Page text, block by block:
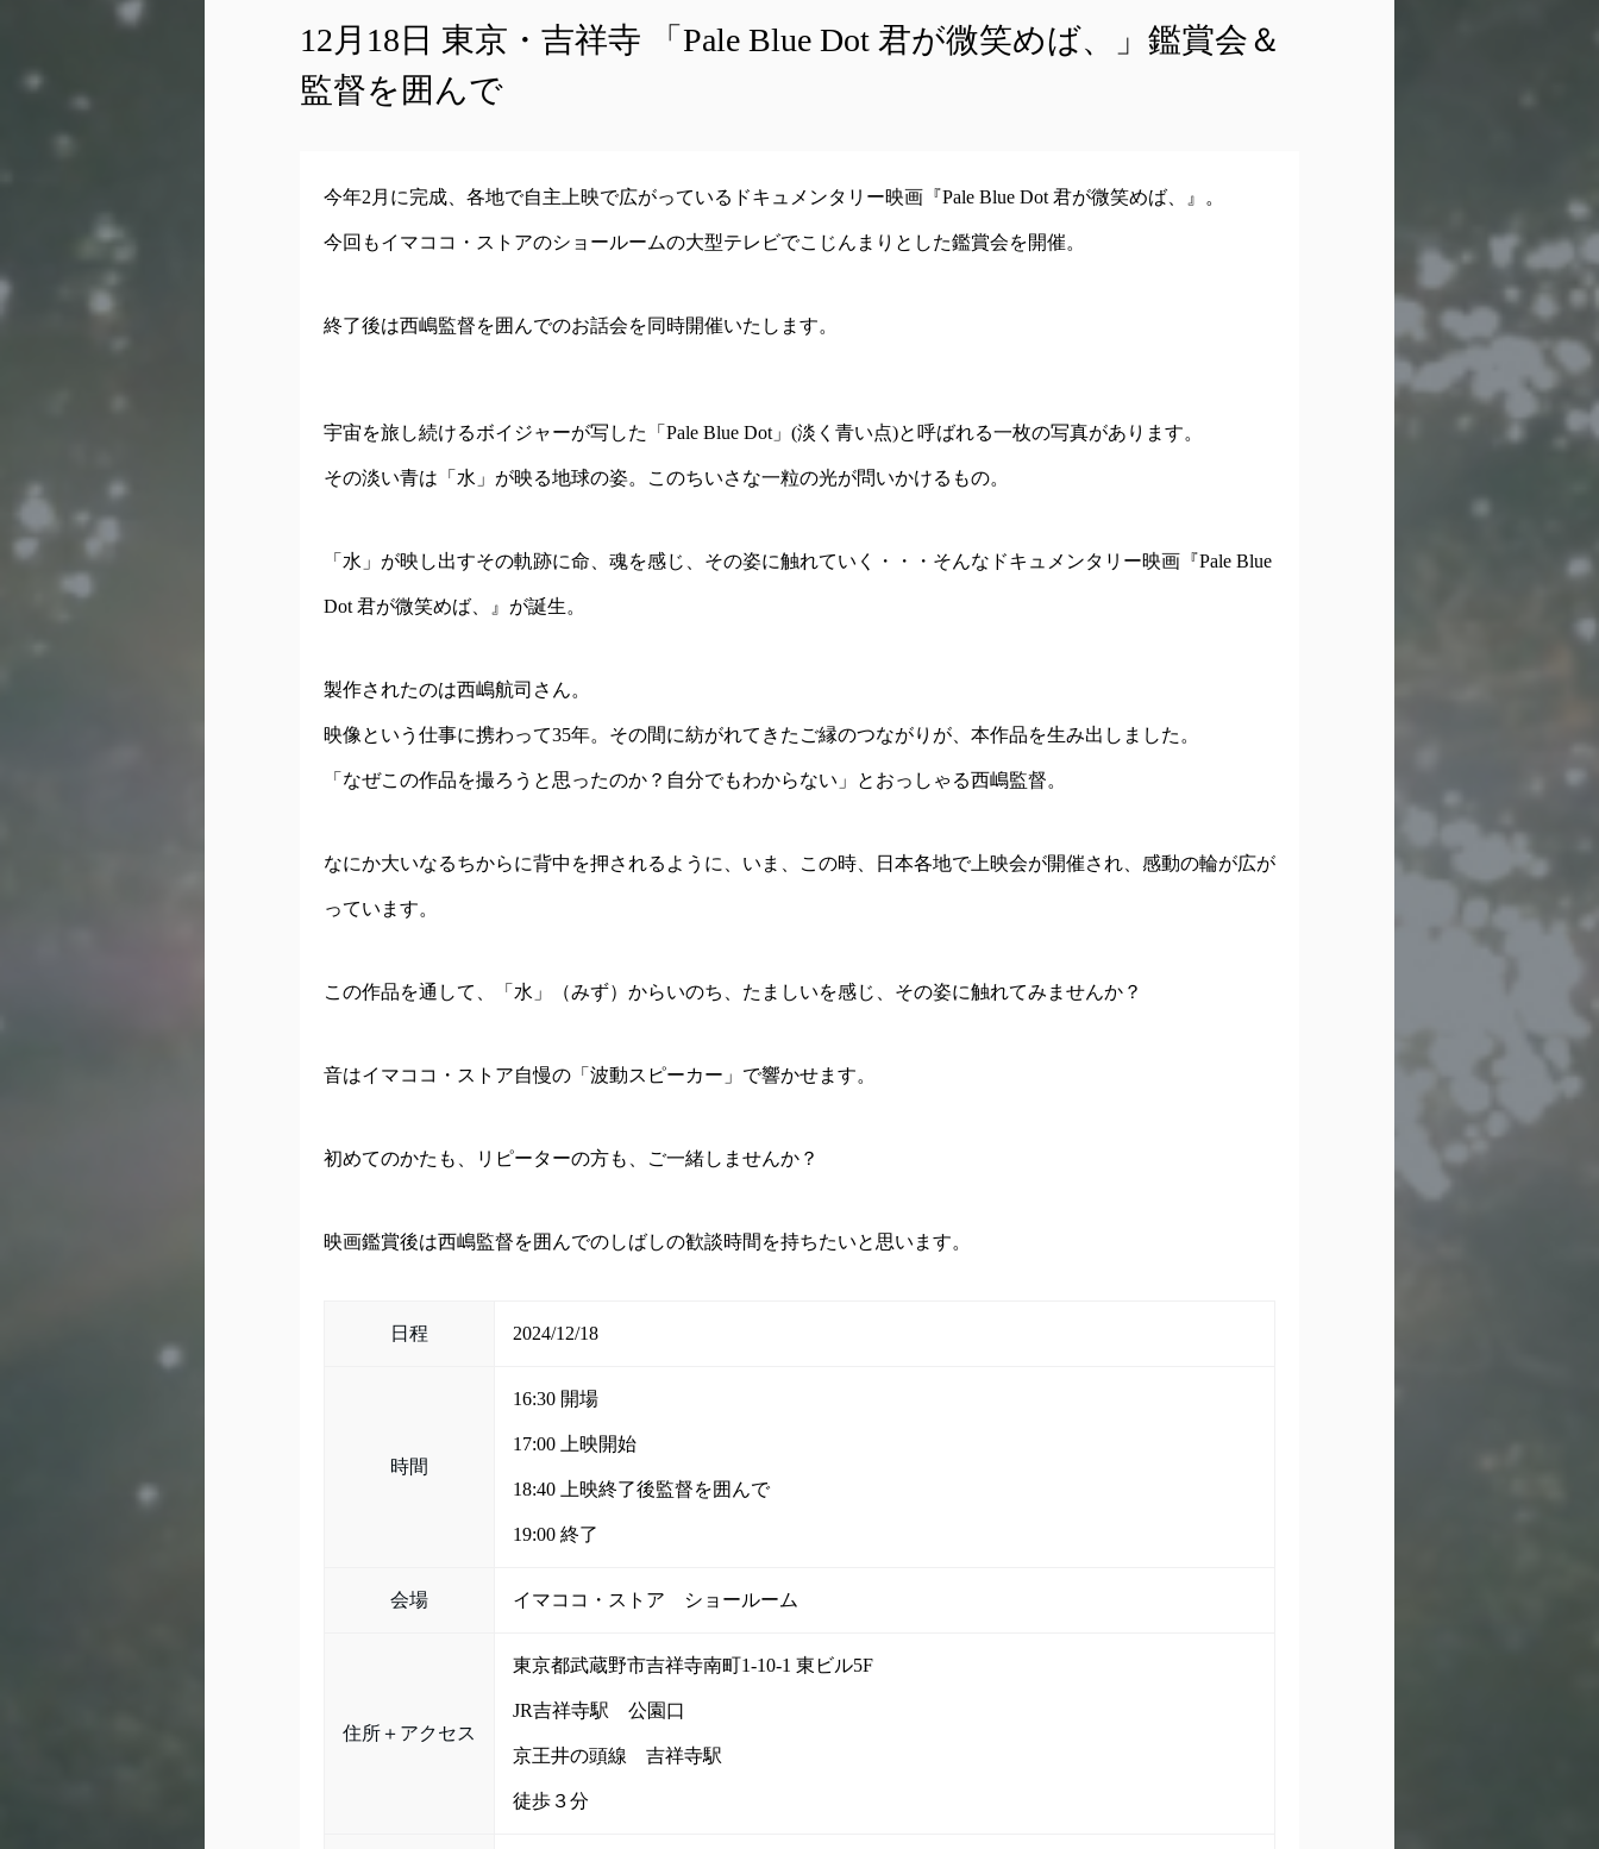
12月18日 東京・吉祥寺 「Pale Blue Dot 君が微笑めば、」鑑賞会＆
監督を囲んで
今年2月に完成、各地で自主上映で広がっているドキュメンタリー映画『Pale Blue Dot 君が微笑めば、』。
今回もイマココ・ストアのショールームの大型テレビでこじんまりとした鑑賞会を開催。
終了後は西嶋監督を囲んでのお話会を同時開催いたします。
宇宙を旅し続けるボイジャーが写した「Pale Blue Dot」(淡く青い点)と呼ばれる一枚の写真があります。
その淡い青は「水」が映る地球の姿。このちいさな一粒の光が問いかけるもの。
「水」が映し出すその軌跡に命、魂を感じ、その姿に触れていく・・・そんなドキュメンタリー映画『Pale Blue
Dot 君が微笑めば、』が誕生。
製作されたのは西嶋航司さん。
映像という仕事に携わって35年。その間に紡がれてきたご縁のつながりが、本作品を生み出しました。
「なぜこの作品を撮ろうと思ったのか？自分でもわからない」とおっしゃる西嶋監督。
なにか大いなるちからに背中を押されるように、いま、この時、日本各地で上映会が開催され、感動の輪が広が
っています。
この作品を通して、「水」（みず）からいのち、たましいを感じ、その姿に触れてみませんか？
音はイマココ・ストア自慢の「波動スピーカー」で響かせます。
初めてのかたも、リピーターの方も、ご一緒しませんか？
映画鑑賞後は西嶋監督を囲んでのしばしの歓談時間を持ちたいと思います。
日程 2024/12/18
時間
16:30 開場
17:00 上映開始
18:40 上映終了後監督を囲んで
19:00 終了
会場 イマココ・ストア ショールーム
住所＋アクセス
東京都武蔵野市吉祥寺南町1-10-1 東ビル5F
JR吉祥寺駅 公園口
京王井の頭線 吉祥寺駅
徒歩３分